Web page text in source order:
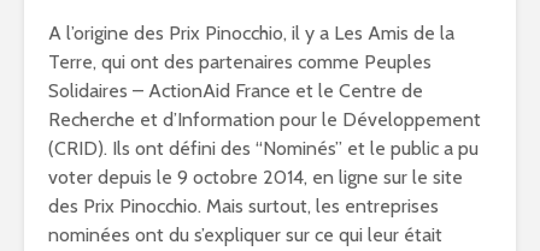
A l’origine des Prix Pinocchio, il y a Les Amis de la
Terre, qui ont des partenaires comme Peuples
Solidaires – ActionAid France et le Centre de
Recherche et d’Information pour le Développement
(CRID). Ils ont défini des “Nominés” et le public a pu
voter depuis le 9 octobre 2014, en ligne sur le site
des Prix Pinocchio. Mais surtout, les entreprises
nominées ont du s’expliquer sur ce qui leur était